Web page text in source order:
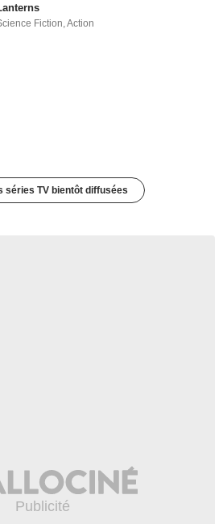
Fiction,Action
séries TV bientôt diffusées